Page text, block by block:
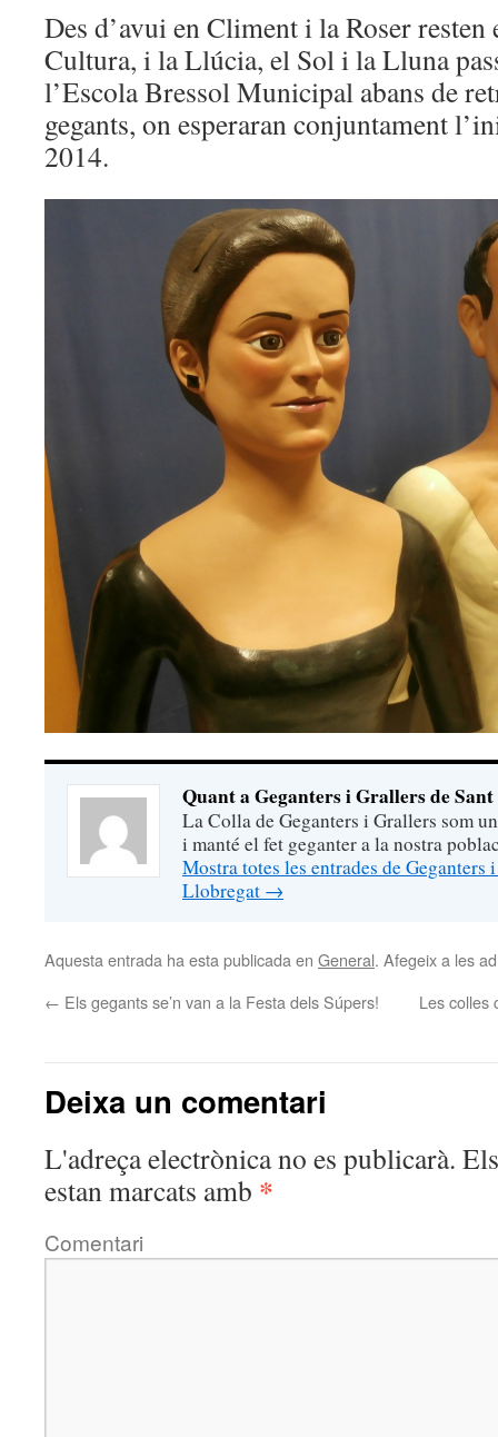
Des d’avui en Climent i la Roser resten
Cultura, i la Llúcia, el Sol i la Lluna
l’Escola Bressol Municipal abans de
gegants, on esperaran conjuntament
2014.
Quant a Geganters i Grallers de
La Colla de Geganters i Grallers som
i manté el fet geganter a la nostra
Mostra totes les entrades de
Llobregat →
Aquesta entrada ha esta publicada en General. Afegeix a les
← Els gegants se’n van a la Festa dels Súpers! Les colles
Deixa un comentari
L'adreça electrònica no es publicarà.
estan marcats amb *
Comentari